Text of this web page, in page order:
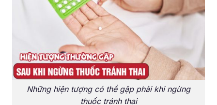
Những hiện tượng có thể gặp phải khi ngừng
thuốc tránh thai